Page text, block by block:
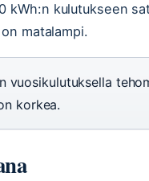
kWh:n kulutukseen
matalampi.
vuosikulutuksella
korkea.